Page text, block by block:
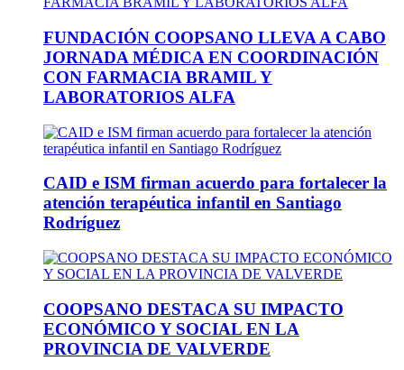
FUNDACIÓN COOPSANO LLEVA A CABO
JORNADA MÉDICA EN COORDINACIÓN
CON FARMACIA BRAMIL Y
LABORATORIOS ALFA
CAID e ISM firman acuerdo para fortalecer la
atención terapéutica infantil en Santiago
Rodríguez
COOPSANO DESTACA SU IMPACTO
ECONÓMICO Y SOCIAL EN LA
PROVINCIA DE VALVERDE